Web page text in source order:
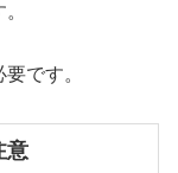
です。
意